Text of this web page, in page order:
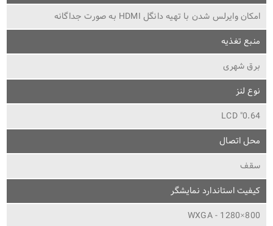
امکان وایرلس شدن با تهیه دانگل HDMI به صورت جداگانه
منبع تغذیه
برق شهری
نوع لنز
0.64" LCD
محل اتصال
سقف
کیفیت استاندارد نمایشگر
WXGA - 1280×800